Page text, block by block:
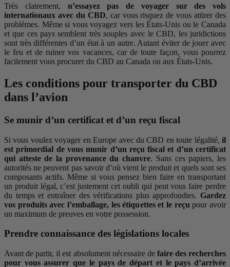
Très clairement, n’essayez pas de voyager sur des vols
internationaux avec du CBD, car vous risquez de vous attirer des
problèmes. Même si vous voyagez vers les États-Unis ou le Canada
et que ces pays semblent très souples avec le CBD, les juridictions
sont très différentes d’un état à un autre. Autant éviter de jouer avec
le feu et de ruiner vos vacances, car de toute façon, vous pourrez
facilement vous procurer du CBD au Canada ou aux États-Unis.
Les conditions pour transporter du CBD
dans l’avion
Se munir d’un certificat et d’un reçu fiscal
Si vous voulez voyager en Europe avec du CBD en toute légalité, il
est primordial de vous munir d’un reçu fiscal et d’un certificat
qui atteste de la provenance du chanvre. Sans ces papiers, les
autorités ne peuvent pas savoir d’où vient le produit et quels sont ses
composants actifs. Même si vous pensez bien faire en transportant
un produit légal, c’est justement cet oubli qui peut vous faire perdre
du temps et entraîner des vérifications plus approfondies. Gardez
vos produits avec l’emballage, les étiquettes et le reçu pour avoir
un maximum de preuves en votre possession.
Prendre connaissance des législations locales
Avant de partir, il est absolument nécessaire defaire des recherches
pour vous assurer que le pays de départ et le pays d’arrivée